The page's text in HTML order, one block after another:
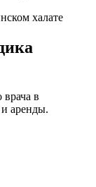
в
и аренды.